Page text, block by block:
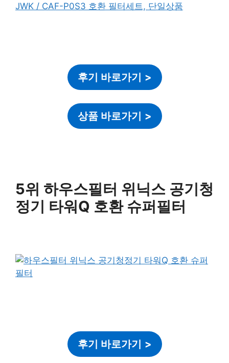
후기 바로가기 >
상품 바로가기 >
5위 하우스필터 위닉스 공기청
정기 타워Q 호환 슈퍼필터
후기 바로가기 >